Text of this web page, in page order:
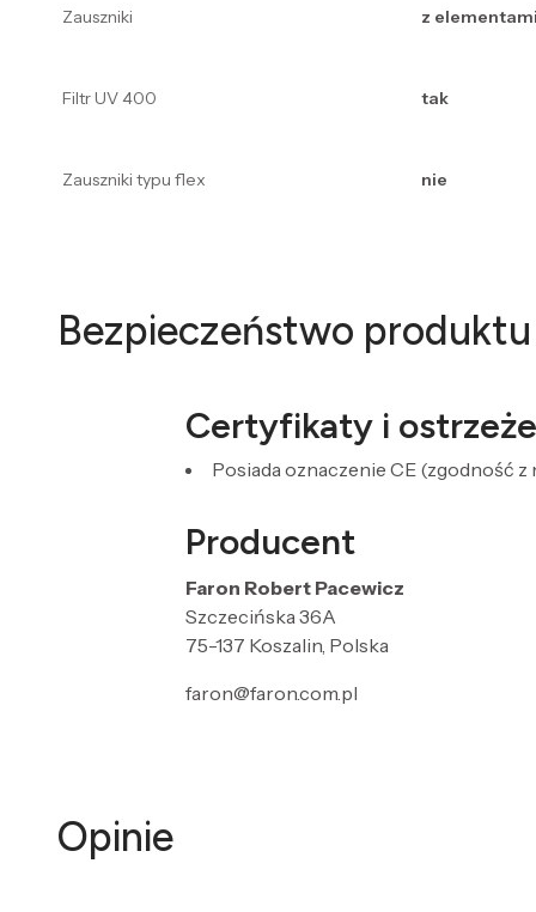
Zauszniki z
Filtr UV 400 tak
Zauszniki typu flex nie
Bezpieczeństwo produktu
Certyfikaty i
Posiada oznaczenie CE (zgodność z
Producent
Faron Robert Pacewicz
Szczecińska 36A
75-137 Koszalin, Polska
faron@faron.com.pl
Opinie